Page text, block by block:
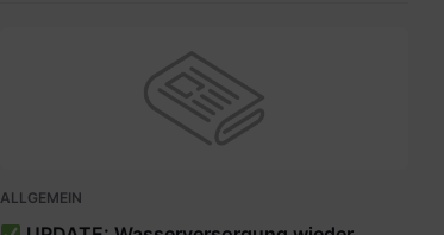
ALLGEMEIN